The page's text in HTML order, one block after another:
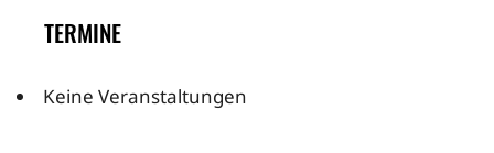
TERMINE
Keine Veranstaltungen